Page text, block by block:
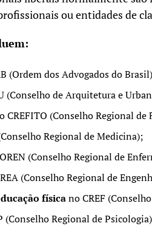
ou entidades de
(Ordem dos Advogados do
(Conselho de Arquitetura e
CREFITO (Conselho Regional
Regional de Medicina);
(Conselho Regional de
(Conselho Regional de
físicano CREF
(Conselho Regional de